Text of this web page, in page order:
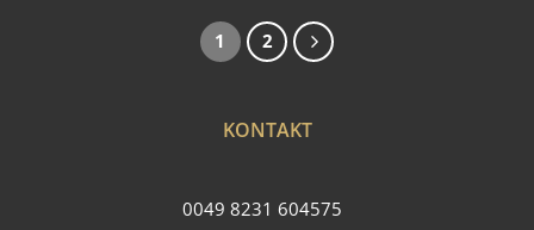
1 2
KONTAKT
0049 8231 604575